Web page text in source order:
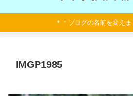
＊＊ブログの名前を変えま
IMGP1985